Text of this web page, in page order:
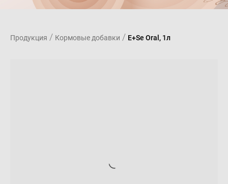
Продукция / Кормовые добавки / E+Se Oral, 1л